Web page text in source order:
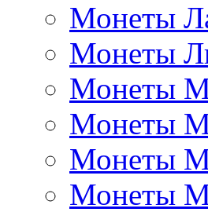
Монеты
Монеты
Монеты
Монеты
Монеты
Монеты